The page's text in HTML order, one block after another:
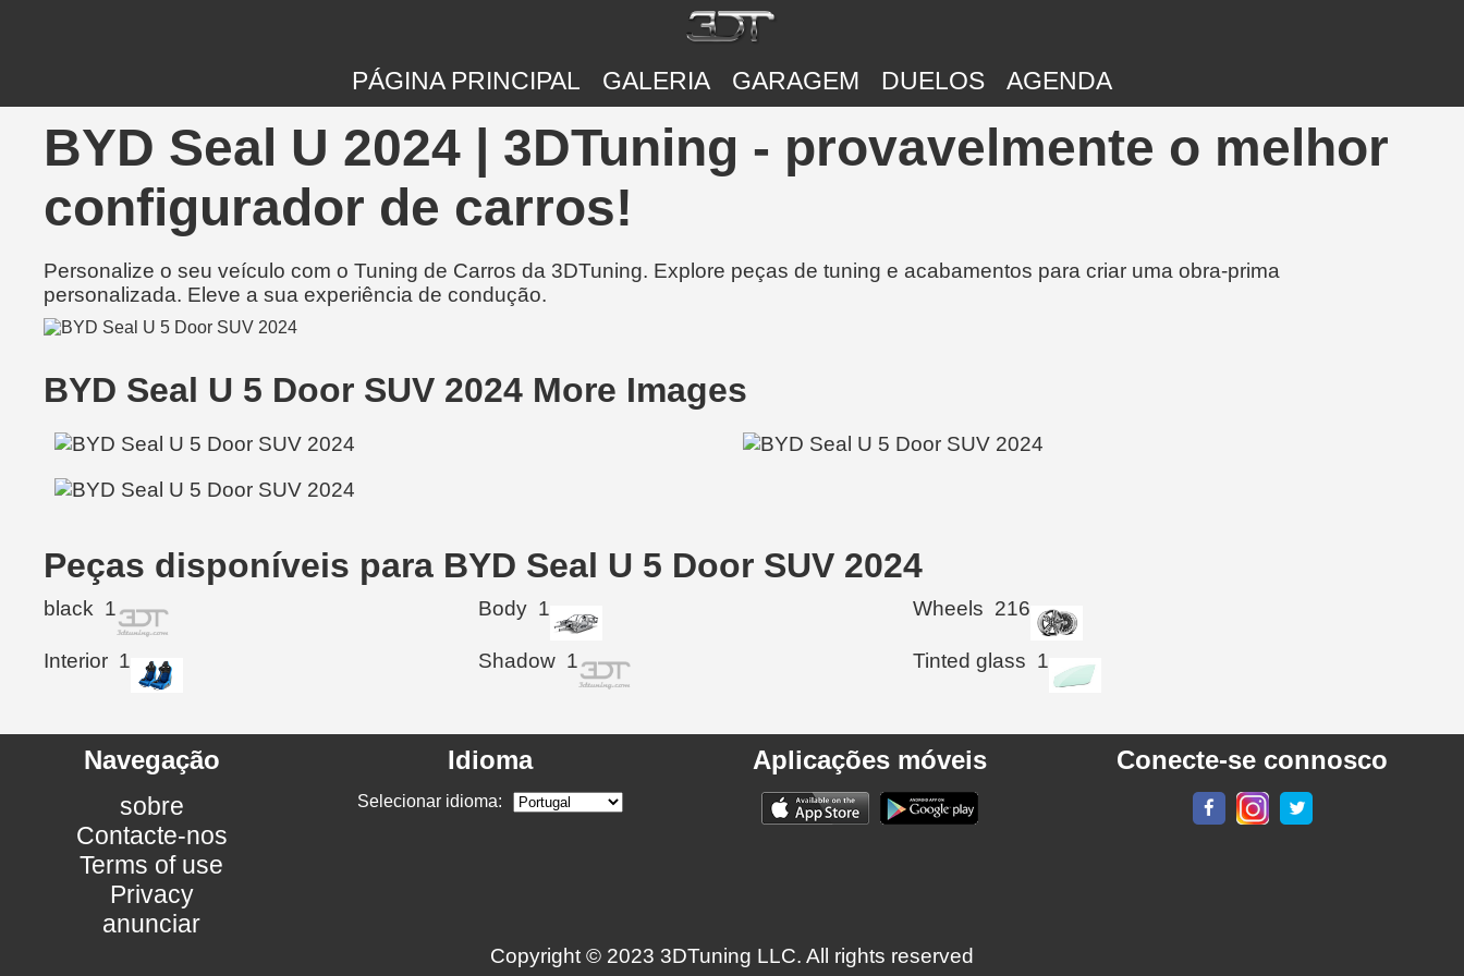
PÁGINA PRINCIPAL GALERIA GARAGEM DUELOS AGENDA
BYD Seal U 2024 | 3DTuning - provavelmente o melhor
configurador de carros!
Personalize o seu veículo com o Tuning de Carros da 3DTuning. Explore peças de tuning e acabamentos para criar uma obra-prima
personalizada. Eleve a sua experiência de condução.
BYD Seal U 5 Door SUV 2024 More Images
Peças disponíveis para BYD Seal U 5 Door SUV 2024
black 1 Body 1 Wheels 216
Interior 1 Shadow 1 Tinted glass 1
Navegação
sobre
Contacte-nos
Terms of use
Privacy
anunciar
Idioma
Selecionar idioma:
Aplicações móveis Conecte-se connosco
Copyright © 2023 3DTuning LLC. All rights reserved